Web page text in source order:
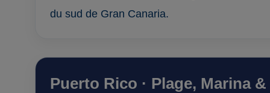
du sud de Gran Canaria.
Puerto Rico · Plage, Marina